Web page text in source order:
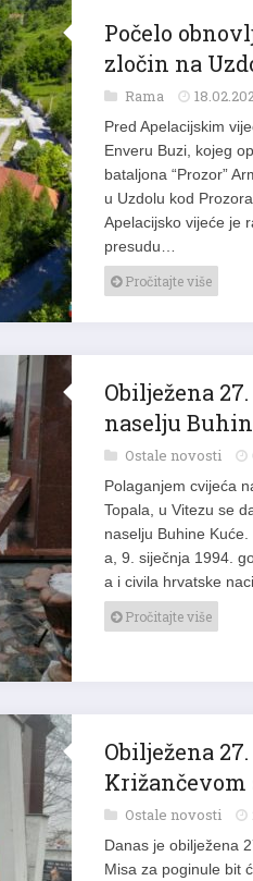
Počelo
zločin na
Rama
Pred Apelacijskim
Enveru Buzi, kojeg
bataljona “Prozor”
u Uzdolu kod
Apelacijsko vijeće je
presudu…
Pročitajte više
Obilježena
naselju
Ostale novosti
Polaganjem cvijeća
Topala, u Vitezu se
naselju Buhine
a, 9. siječnja 1994.
a i civila hrvatske
Pročitajte više
Obilježena
Križančevom
Ostale novosti
Danas je obilježena
Misa za poginule bit